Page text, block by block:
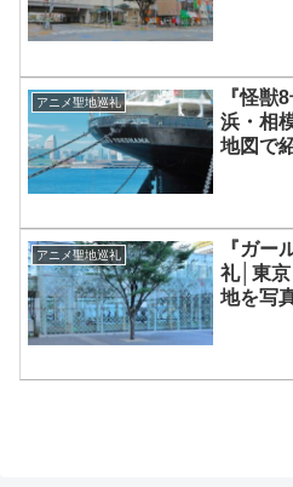
アニメ聖地巡礼
『怪獣
浜・相
地図で
アニメ聖地巡礼
『ガー
礼│東
地を写